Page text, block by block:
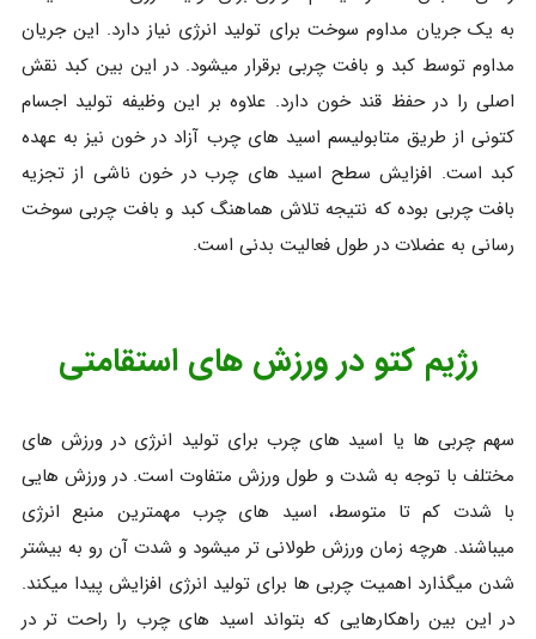
به یک جریان مداوم سوخت برای تولید انرژی نیاز دارد. این جریان
مداوم توسط کبد و بافت چربی برقرار میشود. در این بین کبد نقش
اصلی را در حفظ قند خون دارد. علاوه بر این وظیفه تولید اجسام
کتونی از طریق متابولیسم اسید های چرب آزاد در خون نیز به عهده
کبد است. افزایش سطح اسید های چرب در خون ناشی از تجزیه
بافت چربی بوده که نتیجه تلاش هماهنگ کبد و بافت چربی سوخت
رسانی به عضلات در طول فعالیت بدنی است.
رژیم کتو در ورزش های استقامتی
سهم چربی ها یا اسید های چرب برای تولید انرژی در ورزش های
مختلف با توجه به شدت و طول ورزش متفاوت است. در ورزش هایی
با شدت کم تا متوسط، اسید های چرب مهمترین منبع انرژی
میباشند. هرچه زمان ورزش طولانی تر میشود و شدت آن رو به بیشتر
شدن میگذارد اهمیت چربی ها برای تولید انرژی افزایش پیدا میکند.
در این بین راهکارهایی که بتواند اسید های چرب را راحت تر در